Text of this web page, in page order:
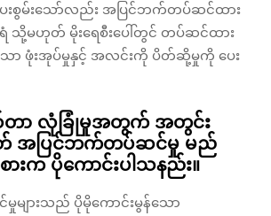
းစွမ်းသော်လည်း အပြင်ဘက်တပ်ဆင်ထား
ရံ သို့မဟုတ် မိုးရေစီးပေါ်တွင် တပ်ဆင်ထား
သော ဖုံးအုပ်မှုနှင့် အလင်းကို ပိတ်ဆို့မှုကို ပေး
ာ လုံခြုံမှုအတွက် အတွင်း
ပြင်ဘက်တပ်ဆင်မှု မည်
းက ပိုကောင်းပါသနည်း။
ျားသည် ပိုမိုကောင်းမွန်သော